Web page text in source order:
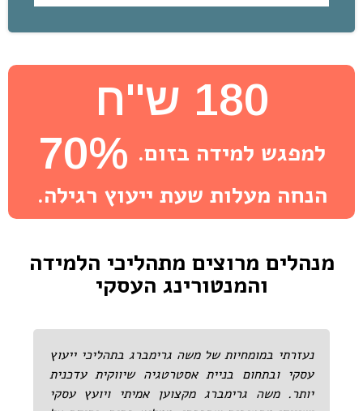
180 ש''ח
למפגש למידה בזום. 70%
הנחה מעלות שעת ייעוץ רגילה.
מנהלים מרוצים מתהליכי הלמידה
והמנטורינג העסקי
נעזרתי במומחיות של משה גרימברג בתהליכי ייעוץ
עסקי ובתחום בניית אסטרטגיה שיווקית עדכנית
יותר. משה גרימברג מקצוען אמיתי ויועץ עסקי